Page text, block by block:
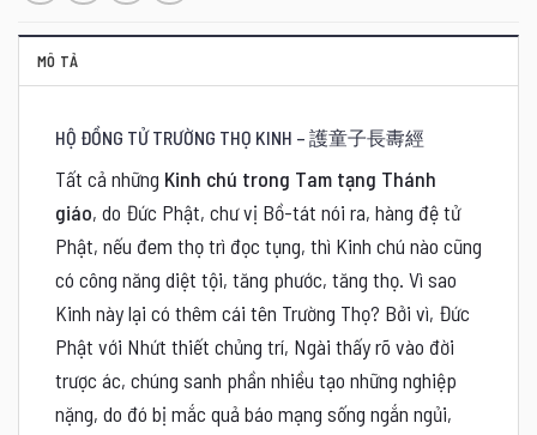
MÔ TẢ
HỘ ĐỒNG TỬ TRƯỜNG THỌ KINH – 護童子長夀經
Tất cả những Kinh chú trong Tam tạng Thánh
giáo, do Đức Phật, chư vị Bồ-tát nói ra, hàng đệ tử
Phật, nếu đem thọ trì đọc tụng, thì Kinh chú nào cũng
có công năng diệt tội, tăng phước, tăng thọ. Vì sao
Kinh này lại có thêm cái tên Trường Thọ? Bởi vì, Đức
Phật với Nhứt thiết chủng trí, Ngài thấy rõ vào đời
trược ác, chúng sanh phần nhiều tạo những nghiệp
nặng, do đó bị mắc quả báo mạng sống ngắn ngủi,